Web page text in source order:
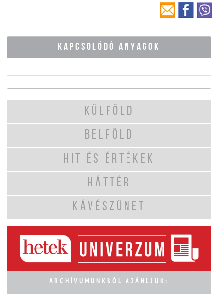
KAPCSOLÓDÓ ANYAGOK
KÜLFÖLD
BELFÖLD
HIT ÉS ÉRTÉKEK
HÁTTÉR
KÁVÉSZÜNET
ARCHÍVUMUNKBÓL AJÁNLJUK: